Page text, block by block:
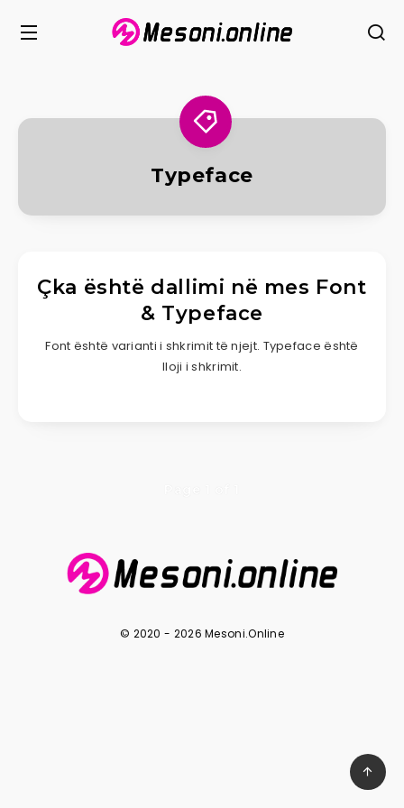
Typeface
Çka është dallimi në mes Font
& Typeface
Font është varianti i shkrimit të njejt. Typeface është
lloji i shkrimit.
© 2020 - 2026 Mesoni.Online